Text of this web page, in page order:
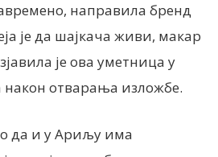
направила бренд
је да шајкача живи, макар
је ова уметница у
након отварања изложбе.
да и у Ариљу има